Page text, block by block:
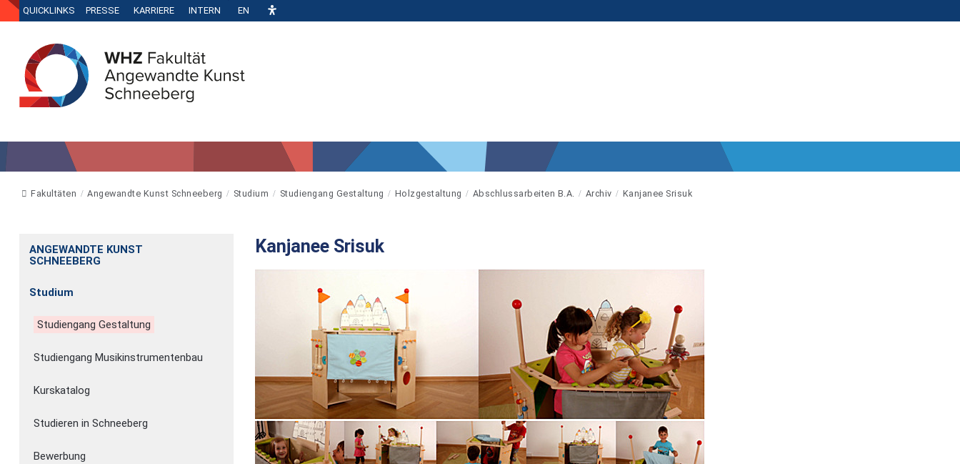
QUICKLINKS PRESSE KARRIERE INTERN EN
Fakultäten Angewandte Kunst Schneeberg Studium Studiengang Gestaltung Holzgestaltung Abschlussarbeiten B.A. Archiv Kanjanee Srisuk
ANGEWANDTE KUNST
SCHNEEBERG
Studium
Studiengang Gestaltung
Studiengang Musikinstrumentenbau
Kurskatalog
Studieren in Schneeberg
Bewerbung
Kanjanee Srisuk